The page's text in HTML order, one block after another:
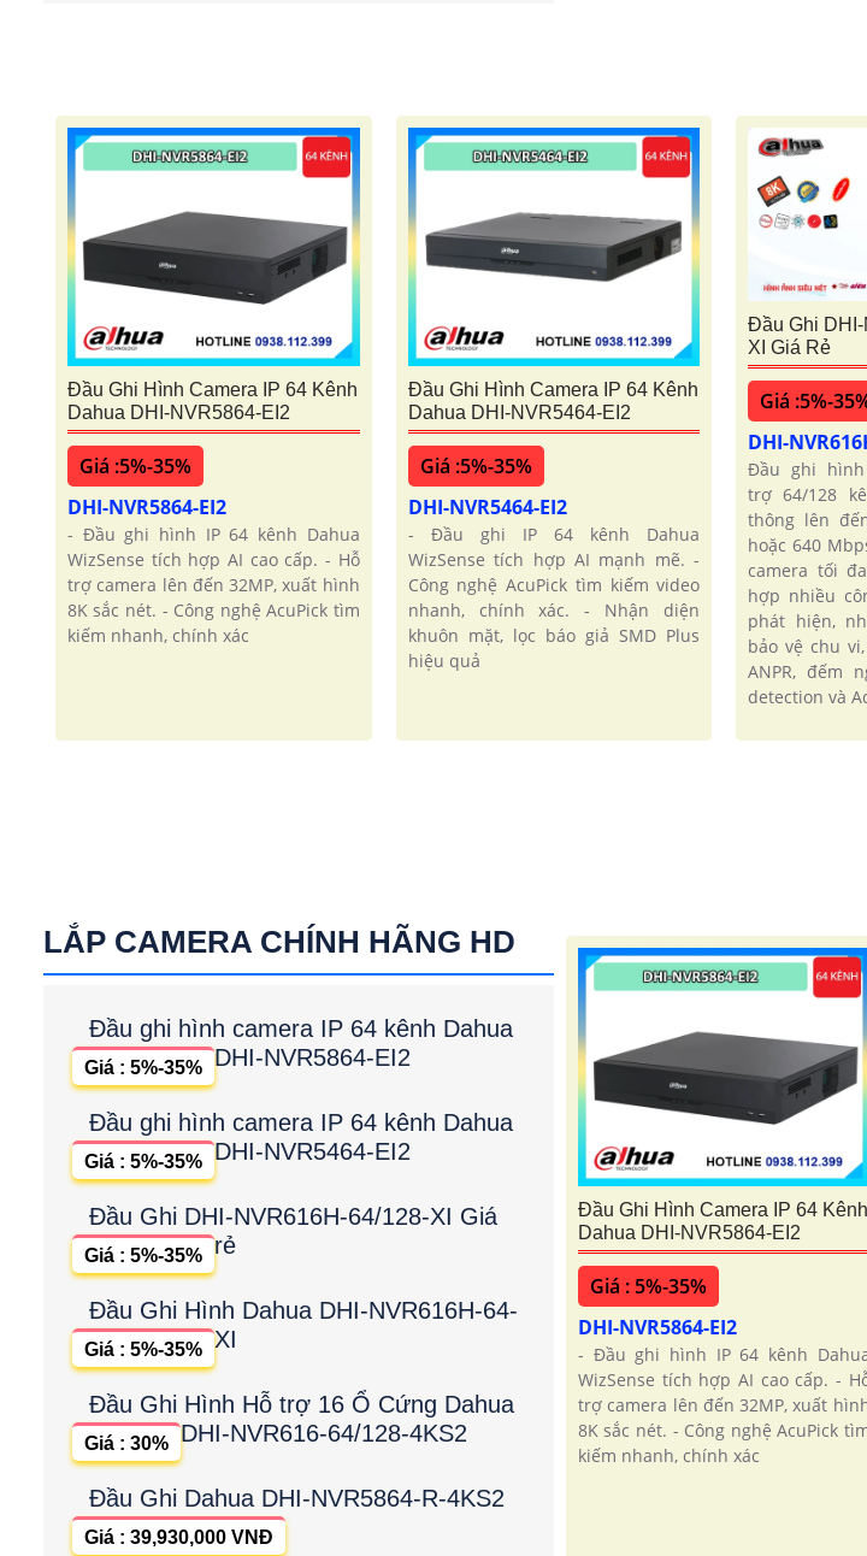
Đầu Ghi Hình Camera IP 64 Kênh
Dahua DHI-NVR5864-EI2
Giá :5%-35%
DHI-NVR5864-EI2
- Đầu ghi hình IP 64 kênh Dahua
WizSense tích hợp AI cao cấp. - Hỗ
trợ camera lên đến 32MP, xuất hình
8K sắc nét. - Công nghệ AcuPick tìm
kiếm nhanh, chính xác
Đầu Ghi Hình Camera IP 64 Kênh
Dahua DHI-NVR5464-EI2
Giá :5%-35%
DHI-NVR5464-EI2
- Đầu ghi IP 64 kênh Dahua
WizSense tích hợp AI mạnh mẽ. -
Công nghệ AcuPick tìm kiếm video
nhanh, chính xác. - Nhận diện
khuôn mặt, lọc báo giả SMD Plus
hiệu quả
Đầu Ghi
XI Giá Rẻ
Giá :5%-
DHI-
Đầu ghi hình
trợ 64/128
thông lên
hoặc 640
camera tối
hợp nhiều
phát hiện,
bảo vệ chu
ANPR, đếm
detection và
LẮP CAMERA CHÍNH HÃNG HD
Đầu ghi hình camera IP 64 kênh Dahua
DHI-NVR5864-EI2
Giá : 5%-35%
Đầu ghi hình camera IP 64 kênh Dahua
DHI-NVR5464-EI2
Giá : 5%-35%
Đầu Ghi DHI-NVR616H-64/128-XI Giá
rẻ
Giá : 5%-35%
Đầu Ghi Hình Dahua DHI-NVR616H-64-
XI
Giá : 5%-35%
Đầu Ghi Hình Hỗ trợ 16 Ổ Cứng Dahua
DHI-NVR616-64/128-4KS2
Giá : 30%
Đầu Ghi Dahua DHI-NVR5864-R-4KS2
Giá : 39,930,000 VNĐ
Đầu Ghi Hình Camera IP 64 Kênh
Dahua DHI-NVR5864-EI2
Giá : 5%-35%
DHI-NVR5864-EI2
- Đầu ghi hình IP 64 kênh
WizSense tích hợp AI cao cấp. -
trợ camera lên đến 32MP, xuất
8K sắc nét. - Công nghệ AcuPick
kiếm nhanh, chính xác